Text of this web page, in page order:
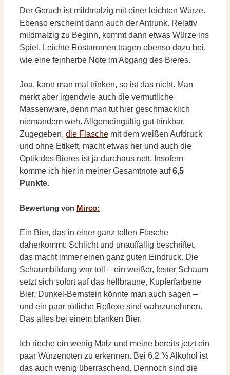
Der Geruch ist mildmalzig mit einer leichten Würze.
Ebenso erscheint dann auch der Antrunk. Relativ
mildmalzig zu Beginn, kommt dann etwas Würze ins
Spiel. Leichte Röstaromen tragen ebenso dazu bei,
wie eine feinherbe Note im Abgang des Bieres.
Joa, kann man mal trinken, so ist das nicht. Man
merkt aber irgendwie auch die vermutliche
Massenware, denn man tut hier geschmacklich
niemandem weh. Allgemeingültig gut trinkbar.
Zugegeben, die Flasche mit dem weißen Aufdruck
und ohne Etikett, macht etwas her und auch die
Optik des Bieres ist ja durchaus nett. Insofern
komme ich hier in meiner Gesamtnote auf6,5
Punkte.
Bewertung von Mirco:
Ein Bier, das in einer ganz tollen Flasche
daherkommt: Schlicht und unauffällig beschriftet,
das macht immer einen ganz guten Eindruck. Die
Schaumbildung war toll – ein weißer, fester Schaum
setzt sich sofort auf das hellbraune, Kupferfarbene
Bier. Dunkel-Bernstein könnte man auch sagen –
und ein paar rötliche Reflexe sind wahrzunehmen.
Das alles bei einem blanken Bier.
Ich rieche ein wenig Malz und meine bereits jetzt ein
paar Würzenoten zu erkennen. Bei 6,2 % Alkohol ist
das auch wenig überraschend. Dennoch sind die